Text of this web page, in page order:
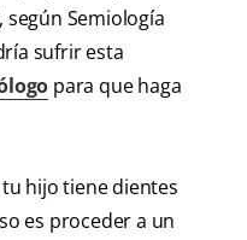
Semiología
sufrir esta
para que haga
hijo tiene dientes
es proceder a un